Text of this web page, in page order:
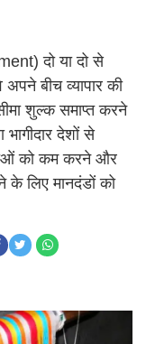
दो या दो से
बीच व्यापार की
शुल्क समाप्त करने
देशों से
को कम करने और
के लिए मानदंडों को